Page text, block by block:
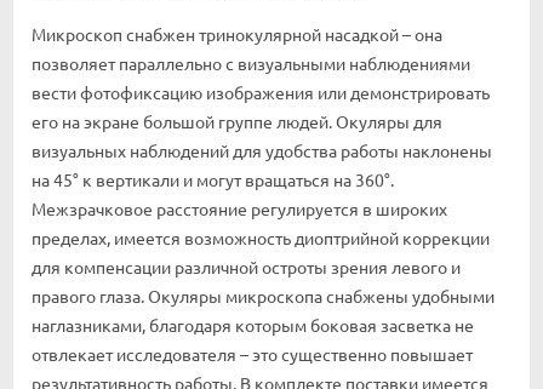
Микроскоп снабжен тринокулярной насадкой – она
позволяет параллельно с визуальными наблюдениями
вести фотофиксацию изображения или демонстрировать
его на экране большой группе людей. Окуляры для
визуальных наблюдений для удобства работы наклонены
на 45° к вертикали и могут вращаться на 360°.
Межзрачковое расстояние регулируется в широких
пределах, имеется возможность диоптрийной коррекции
для компенсации различной остроты зрения левого и
правого глаза. Окуляры микроскопа снабжены удобными
наглазниками, благодаря которым боковая засветка не
отвлекает исследователя – это существенно повышает
результативность работы. В комплекте поставки имеется